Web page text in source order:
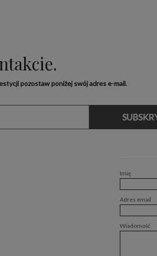
pozostaw poniżej swój adres e-mail.
Imię
Adres email
Wiadomość